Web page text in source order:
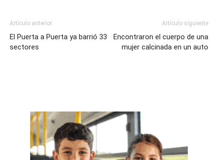
Artículo anterior
El Puerta a Puerta ya barrió 33
sectores
Artículo siguiente
Encontraron el cuerpo de una
mujer calcinada en un auto